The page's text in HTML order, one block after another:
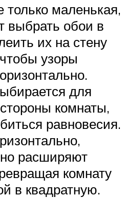
только маленькая,
выбрать обои в
их на стену
узоры
для
комнаты,
равновесия.
расширяют
комнату
в квадратную.